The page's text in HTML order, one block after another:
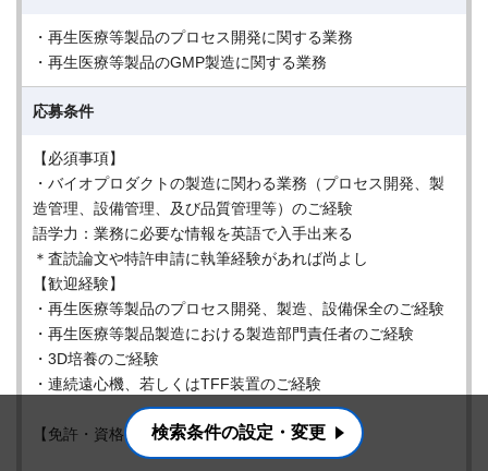
・再生医療等製品のプロセス開発に関する業務
・再生医療等製品のGMP製造に関する業務
応募条件
【必須事項】
・バイオプロダクトの製造に関わる業務（プロセス開発、製
造管理、設備管理、及び品質管理等）のご経験
語学力：業務に必要な情報を英語で入手出来る
＊査読論文や特許申請に執筆経験があれば尚よし
【歓迎経験】
・再生医療等製品のプロセス開発、製造、設備保全のご経験
・再生医療等製品製造における製造部門責任者のご経験
・3D培養のご経験
・連続遠心機、若しくはTFF装置のご経験
【免許・資格】 検索条件の設定・変更